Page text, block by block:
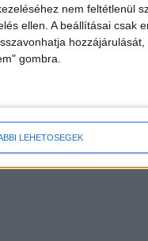
nem feltétlenül
ellen. A beállításai csak
gombra.
LEHETŐSÉGEK
nézzük,
az Orbán-
a környezetet.